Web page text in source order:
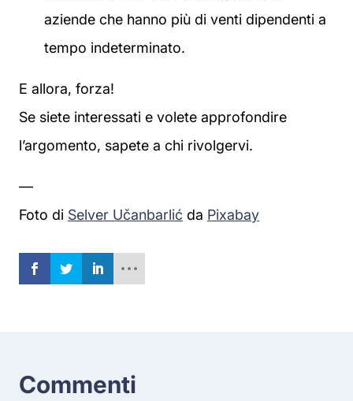
aziende che hanno più di venti dipendenti a
tempo indeterminato.
E allora, forza!
Se siete interessati e volete approfondire
l’argomento, sapete a chi rivolgervi.
—
Foto di Selver Učanbarlić da Pixabay
Commenti